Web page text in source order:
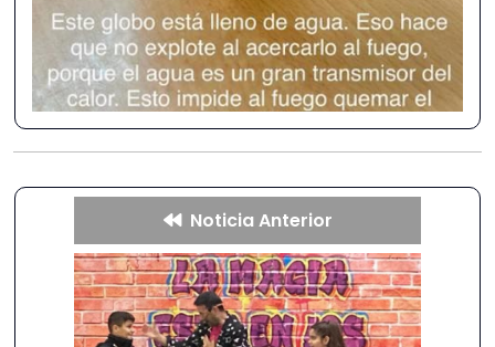
Noticia Anterior